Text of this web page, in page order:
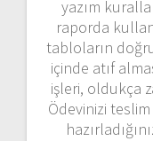
yazım
raporda
tabloların
içinde atıf
işleri, oldukça
Ödevinizi